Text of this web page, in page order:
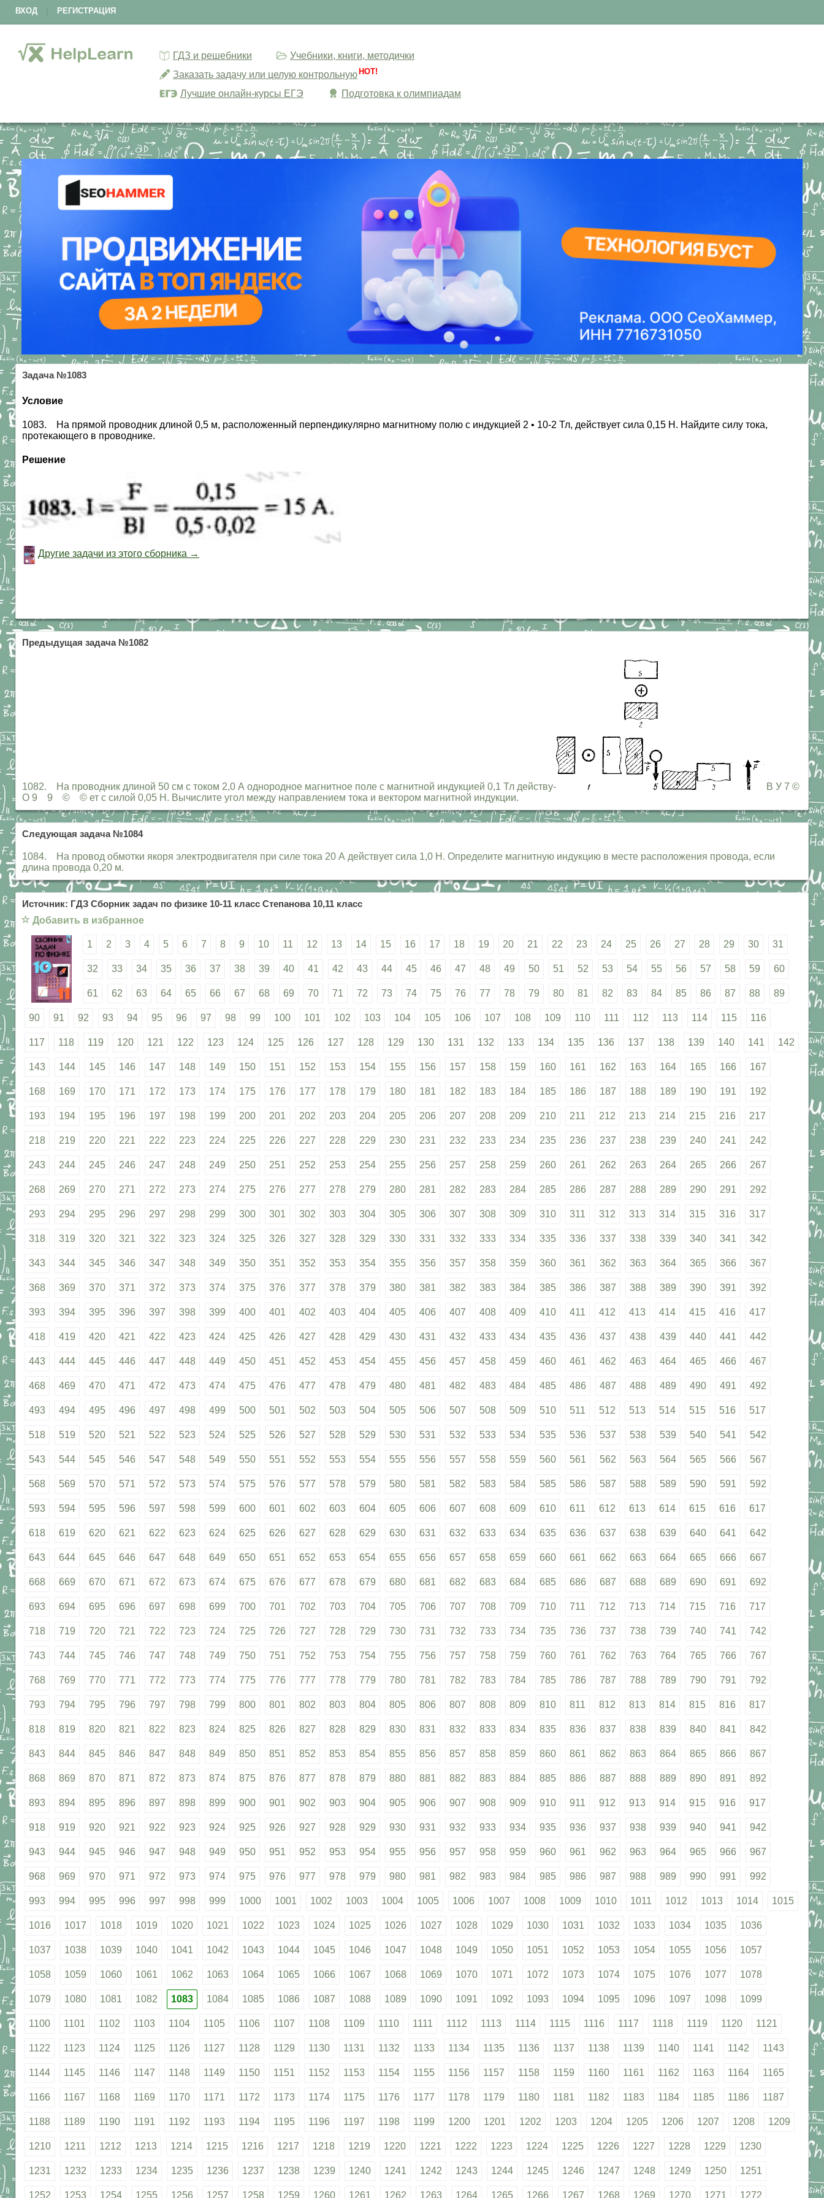
ВХОД РЕГИСТРАЦИЯ
ГДЗ и решебники
Учебники, книги, методички
Заказать задачу или целую контрольную HOT!
Лучшие онлайн-курсы ЕГЭ Подготовка к олимпиадам
Задача №1083
Условие
1083. На прямой проводник длиной 0,5 м, расположенный перпендикулярно магнитному полю с индукцией 2 • 10-2 Тл, действует сила 0,15 Н. Найдите силу тока,
протекающего в проводнике.
Решение
Другие задачи из этого сборника →
Предыдущая задача №1082
1082. На проводник длиной 50 см с током 2,0 А однородное магнитное поле с магнитной индукцией 0,1 Тл действу-
В У 7 ©
О 9 9 © © ет с силой 0,05 Н. Вычислите угол между направлением тока и вектором магнитной индукции.
Следующая задача №1084
1084. На провод обмотки якоря электродвигателя при силе тока 20 А действует сила 1,0 Н. Определите магнитную индукцию в месте расположения провода, если
длина провода 0,20 м.
Источник: ГДЗ Сборник задач по физике 10-11 класс Степанова 10,11 класс
☆ Добавить в избранное
1 2 3 4 5 6 7 8 9 10 11 12 13 14 15 16 17 18 19 20 21 22 23 24 25 26 27 28 29 30 31
32 33 34 35 36 37 38 39 40 41 42 43 44 45 46 47 48 49 50 51 52 53 54 55 56 57 58 59 60
61 62 63 64 65 66 67 68 69 70 71 72 73 74 75 76 77 78 79 80 81 82 83 84 85 86 87 88 89
90 91 92 93 94 95 96 97 98 99 100 101 102 103 104 105 106 107 108 109 110 111 112 113 114 115 116
117 118 119 120 121 122 123 124 125 126 127 128 129 130 131 132 133 134 135 136 137 138 139 140 141 142
143 144 145 146 147 148 149 150 151 152 153 154 155 156 157 158 159 160 161 162 163 164 165 166 167
168 169 170 171 172 173 174 175 176 177 178 179 180 181 182 183 184 185 186 187 188 189 190 191 192
193 194 195 196 197 198 199 200 201 202 203 204 205 206 207 208 209 210 211 212 213 214 215 216 217
218 219 220 221 222 223 224 225 226 227 228 229 230 231 232 233 234 235 236 237 238 239 240 241 242
243 244 245 246 247 248 249 250 251 252 253 254 255 256 257 258 259 260 261 262 263 264 265 266 267
268 269 270 271 272 273 274 275 276 277 278 279 280 281 282 283 284 285 286 287 288 289 290 291 292
293 294 295 296 297 298 299 300 301 302 303 304 305 306 307 308 309 310 311 312 313 314 315 316 317
318 319 320 321 322 323 324 325 326 327 328 329 330 331 332 333 334 335 336 337 338 339 340 341 342
343 344 345 346 347 348 349 350 351 352 353 354 355 356 357 358 359 360 361 362 363 364 365 366 367
368 369 370 371 372 373 374 375 376 377 378 379 380 381 382 383 384 385 386 387 388 389 390 391 392
393 394 395 396 397 398 399 400 401 402 403 404 405 406 407 408 409 410 411 412 413 414 415 416 417
418 419 420 421 422 423 424 425 426 427 428 429 430 431 432 433 434 435 436 437 438 439 440 441 442
443 444 445 446 447 448 449 450 451 452 453 454 455 456 457 458 459 460 461 462 463 464 465 466 467
468 469 470 471 472 473 474 475 476 477 478 479 480 481 482 483 484 485 486 487 488 489 490 491 492
493 494 495 496 497 498 499 500 501 502 503 504 505 506 507 508 509 510 511 512 513 514 515 516 517
518 519 520 521 522 523 524 525 526 527 528 529 530 531 532 533 534 535 536 537 538 539 540 541 542
543 544 545 546 547 548 549 550 551 552 553 554 555 556 557 558 559 560 561 562 563 564 565 566 567
568 569 570 571 572 573 574 575 576 577 578 579 580 581 582 583 584 585 586 587 588 589 590 591 592
593 594 595 596 597 598 599 600 601 602 603 604 605 606 607 608 609 610 611 612 613 614 615 616 617
618 619 620 621 622 623 624 625 626 627 628 629 630 631 632 633 634 635 636 637 638 639 640 641 642
643 644 645 646 647 648 649 650 651 652 653 654 655 656 657 658 659 660 661 662 663 664 665 666 667
668 669 670 671 672 673 674 675 676 677 678 679 680 681 682 683 684 685 686 687 688 689 690 691 692
693 694 695 696 697 698 699 700 701 702 703 704 705 706 707 708 709 710 711 712 713 714 715 716 717
718 719 720 721 722 723 724 725 726 727 728 729 730 731 732 733 734 735 736 737 738 739 740 741 742
743 744 745 746 747 748 749 750 751 752 753 754 755 756 757 758 759 760 761 762 763 764 765 766 767
768 769 770 771 772 773 774 775 776 777 778 779 780 781 782 783 784 785 786 787 788 789 790 791 792
793 794 795 796 797 798 799 800 801 802 803 804 805 806 807 808 809 810 811 812 813 814 815 816 817
818 819 820 821 822 823 824 825 826 827 828 829 830 831 832 833 834 835 836 837 838 839 840 841 842
843 844 845 846 847 848 849 850 851 852 853 854 855 856 857 858 859 860 861 862 863 864 865 866 867
868 869 870 871 872 873 874 875 876 877 878 879 880 881 882 883 884 885 886 887 888 889 890 891 892
893 894 895 896 897 898 899 900 901 902 903 904 905 906 907 908 909 910 911 912 913 914 915 916 917
918 919 920 921 922 923 924 925 926 927 928 929 930 931 932 933 934 935 936 937 938 939 940 941 942
943 944 945 946 947 948 949 950 951 952 953 954 955 956 957 958 959 960 961 962 963 964 965 966 967
968 969 970 971 972 973 974 975 976 977 978 979 980 981 982 983 984 985 986 987 988 989 990 991 992
993 994 995 996 997 998 999 1000 1001 1002 1003 1004 1005 1006 1007 1008 1009 1010 1011 1012 1013 1014 1015
1016 1017 1018 1019 1020 1021 1022 1023 1024 1025 1026 1027 1028 1029 1030 1031 1032 1033 1034 1035 1036
1037 1038 1039 1040 1041 1042 1043 1044 1045 1046 1047 1048 1049 1050 1051 1052 1053 1054 1055 1056 1057
1058 1059 1060 1061 1062 1063 1064 1065 1066 1067 1068 1069 1070 1071 1072 1073 1074 1075 1076 1077 1078
1079 1080 1081 1082 1083 1084 1085 1086 1087 1088 1089 1090 1091 1092 1093 1094 1095 1096 1097 1098 1099
1100 1101 1102 1103 1104 1105 1106 1107 1108 1109 1110 1111 1112 1113 1114 1115 1116 1117 1118 1119 1120 1121
1122 1123 1124 1125 1126 1127 1128 1129 1130 1131 1132 1133 1134 1135 1136 1137 1138 1139 1140 1141 1142 1143
1144 1145 1146 1147 1148 1149 1150 1151 1152 1153 1154 1155 1156 1157 1158 1159 1160 1161 1162 1163 1164 1165
1166 1167 1168 1169 1170 1171 1172 1173 1174 1175 1176 1177 1178 1179 1180 1181 1182 1183 1184 1185 1186 1187
1188 1189 1190 1191 1192 1193 1194 1195 1196 1197 1198 1199 1200 1201 1202 1203 1204 1205 1206 1207 1208 1209
1210 1211 1212 1213 1214 1215 1216 1217 1218 1219 1220 1221 1222 1223 1224 1225 1226 1227 1228 1229 1230
1231 1232 1233 1234 1235 1236 1237 1238 1239 1240 1241 1242 1243 1244 1245 1246 1247 1248 1249 1250 1251
1252 1253 1254 1255 1256 1257 1258 1259 1260 1261 1262 1263 1264 1265 1266 1267 1268 1269 1270 1271 1272